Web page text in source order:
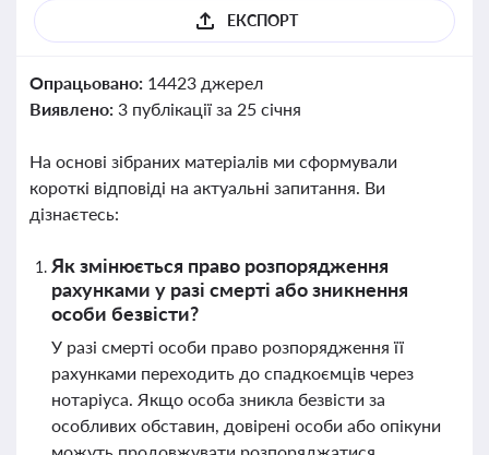
ЕКСПОРТ
Опрацьовано: 14423 джерел
Виявлено: 3 публікації за 25 січня
На основі зібраних матеріалів ми сформували
короткі відповіді на актуальні запитання. Ви
дізнаєтесь:
Як змінюється право розпорядження
рахунками у разі смерті або зникнення
особи безвісти?
У разі смерті особи право розпорядження її
рахунками переходить до спадкоємців через
нотаріуса. Якщо особа зникла безвісти за
особливих обставин, довірені особи або опікуни